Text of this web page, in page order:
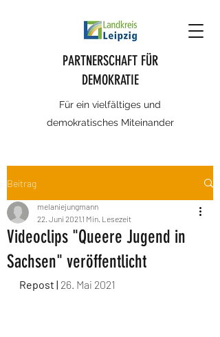
PARTNERSCHAFT FÜR
DEMOKRATIE
Für ein vielfältiges und
demokratisches Miteinander
Beitrag
Videoclips "Queere Jugend in
Sachsen" veröffentlicht
melaniejungmann
22. Juni 2021 1 Min. Lesezeit
Repost | 26. Mai 2021